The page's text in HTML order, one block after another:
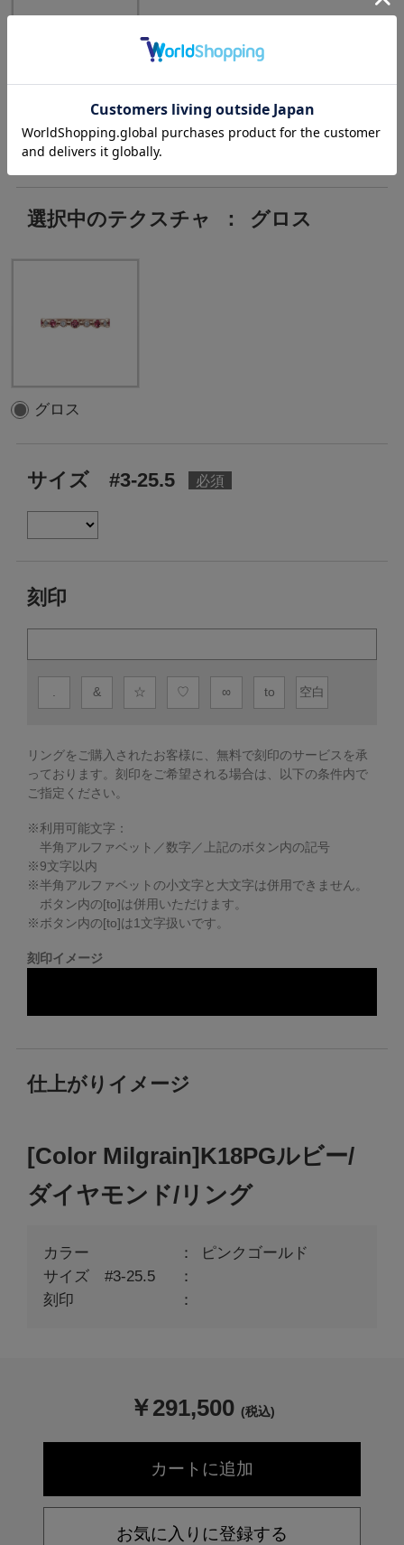
Ruby:5pc ,
D:0.05ct
選択中のテクスチャ ： グロス
グロス
サイズ #3-25.5
刻印
& ☆ ♡ ∞ to 空白
リングをご購入されたお客様に、無料で刻印のサービスを承
っております。 刻印をご希望される場合は、以下の条件内で
ご指定ください。
※利用可能文字：
半角アルファベット／数字／上記のボタン内の記号
※9文字以内
※半角アルファベットの小文字と大文字は併用できません。
ボタン内の[to]は併用いただけます。
※ボタン内の[to]は1文字扱いです。
刻印イメージ
仕上がりイメージ
[Color Milgrain]K18PGルビー/
ダイヤモンド/リング
カラー
ピンクゴールド
サイズ #3-25.5
刻印
￥291,500 (税込)
お気に入りに登録する